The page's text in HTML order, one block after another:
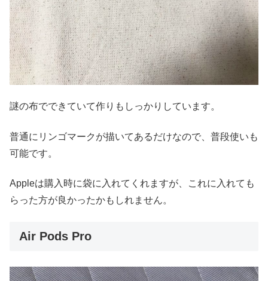
謎の布でできていて作りもしっかりしています。
普通にリンゴマークが描いてあるだけなので、普段使いも
可能です。
Appleは購入時に袋に入れてくれますが、これに入れても
らった方が良かったかもしれません。
Air Pods Pro